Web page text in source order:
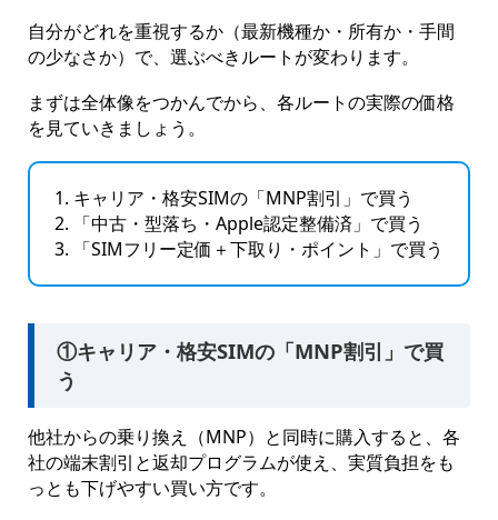
自分がどれを重視するか（最新機種か・所有か・手間
の少なさか）で、選ぶべきルートが変わります。
まずは全体像をつかんでから、各ルートの実際の価格
を見ていきましょう。
キャリア・格安SIMの「MNP割引」で買う
「中古・型落ち・Apple認定整備済」で買う
「SIMフリー定価＋下取り・ポイント」で買う
①キャリア・格安SIMの「MNP割引」で買
う
他社からの乗り換え（MNP）と同時に購入すると、各
社の端末割引と返却プログラムが使え、実質負担をも
っとも下げやすい買い方です。